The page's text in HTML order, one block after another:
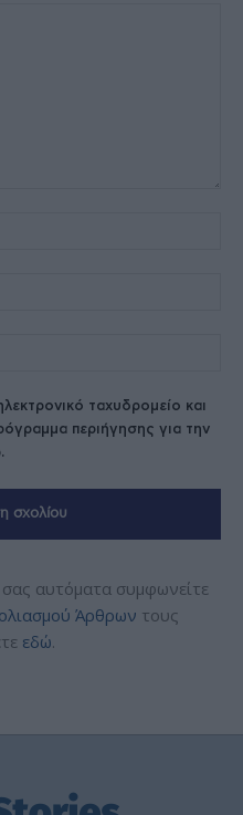
ταχυδρομείο και
περιήγησης για την
αυτόματα συμφωνείτε
Άρθρων τους
εδώ.